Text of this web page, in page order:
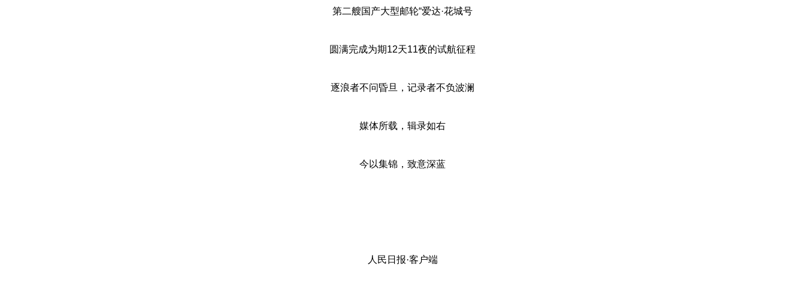
第二艘国产大型邮轮“爱达·花城号
圆满完成为期12天11夜的试航征程
逐浪者不问昏旦，记录者不负波澜
媒体所载，辑录如右
今以集锦，致意深蓝
人民日报·客户端